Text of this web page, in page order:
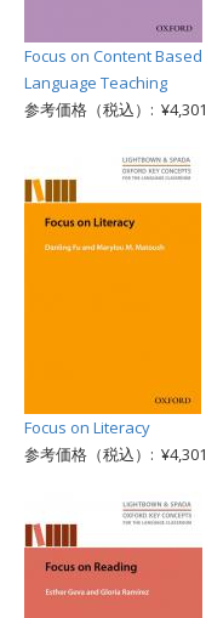
Focus on Content Based
Language Teaching
参考価格（税込）: ¥4,301
Focus on Literacy
参考価格（税込）: ¥4,301